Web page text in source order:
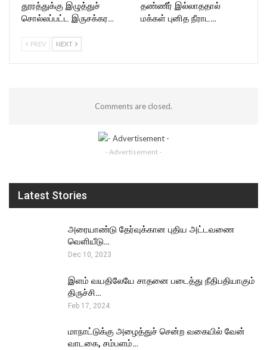
தூரத்துக்கு இழுத்துச்
சொல்லப்பட்ட இருசக்கர…
தண்ணீர் இல்லாததால்
மக்கள் புனித நீராட…
PREV NEXT
Comments are closed.
- Advertisement -
Latest Stories
அரையாண்டு தேர்வுக்கான புதிய அட்டவணை
வெளியீடு…
Dec 10, 2023
இளம் வயதிலேயே சாதனை படைத்து நீதிபதியாகும்
திருச்சி…
Feb 17, 2024
மாநாட்டுக்கு அழைத்துச் சென்ற வகையில் வேன்
வாடகை, சம்பளம்…